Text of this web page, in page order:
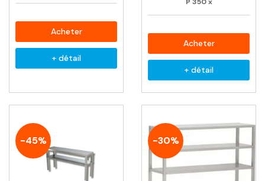
Acheter
+ détail
Acheter
+ détail
-45% -30%